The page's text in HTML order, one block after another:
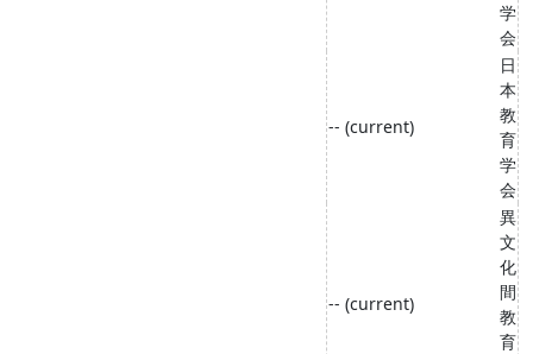
学
会
-- (current)
日
本
教
育
学
会
-- (current)
異
文
化
間
教
育